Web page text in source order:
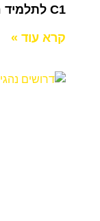
C1 לתלמיד חדש, בשלב די מוקדם, אחרי שהוא
קרא עוד »